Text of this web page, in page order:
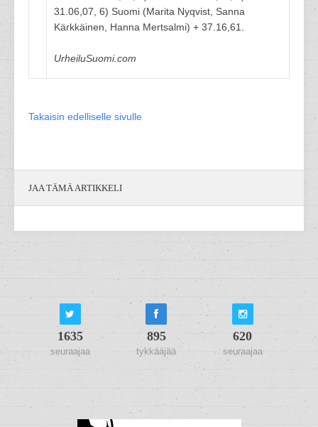
31.06,07, 6) Suomi (Marita Nyqvist, Sanna
Kärkkäinen, Hanna Mertsalmi) + 37.16,61.
UrheiluSuomi.com
Takaisin edelliselle sivulle
JAA TÄMÄ ARTIKKELI
1635
seuraajaa
895
tykkääjää
620
seuraajaa